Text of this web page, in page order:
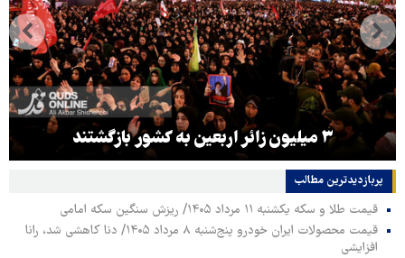
هماهنگی محور مقاومت، آمریکا را در منطقه درمانده
کرد
پربازدیدترین‌ مطالب
قیمت طلا و سکه یکشنبه ۱۱ مرداد ۱۴۰۵/ ریزش سنگین سکه امامی
قیمت محصولات ایران خودرو پنج‌شنبه ۸ مرداد ۱۴۰۵/ دنا کاهشی شد، رانا
افزایشی